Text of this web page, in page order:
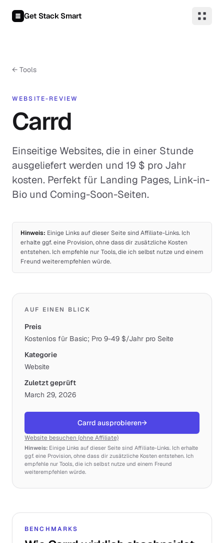
Get Stack Smart
← Tools
WEBSITE-REVIEW
Carrd
Einseitige Websites, die in einer Stunde
ausgeliefert werden und 19 $ pro Jahr
kosten. Perfekt für Landing Pages, Link-in-
Bio und Coming-Soon-Seiten.
Hinweis: Einige Links auf dieser Seite sind Affiliate-Links. Ich
erhalte ggf. eine Provision, ohne dass dir zusätzliche Kosten
entstehen. Ich empfehle nur Tools, die ich selbst nutze und einem
Freund weiterempfehlen würde.
AUF EINEN BLICK
Preis
Kostenlos für Basic; Pro 9-49 $/Jahr pro Seite
Kategorie
Website
Zuletzt geprüft
March 29, 2026
Carrd ausprobieren→
Website besuchen (ohne Affiliate)
Hinweis: Einige Links auf dieser Seite sind Affiliate-Links. Ich erhalte
ggf. eine Provision, ohne dass dir zusätzliche Kosten entstehen. Ich
empfehle nur Tools, die ich selbst nutze und einem Freund
weiterempfehlen würde.
BENCHMARKS